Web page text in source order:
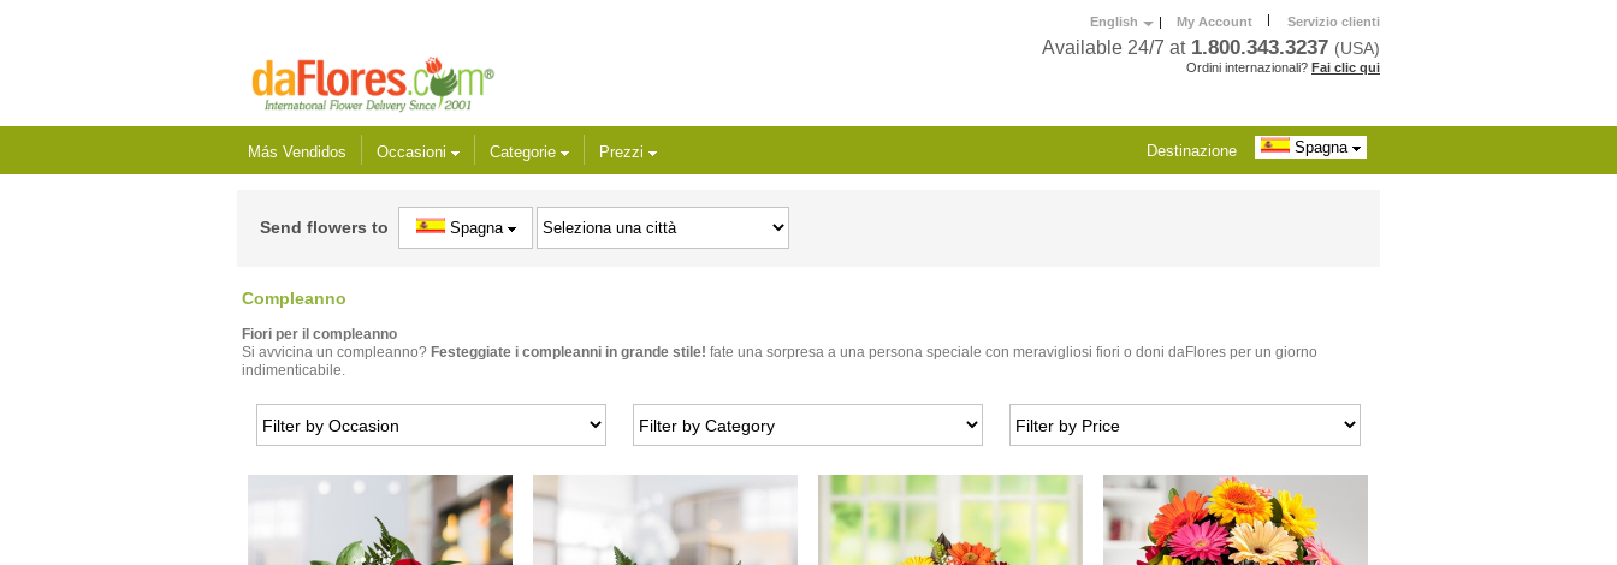
English | My Account | Servizio clienti
Available 24/7 at 1.800.343.3237 (USA)
Ordini internazionali? Fai clic qui
Más Vendidos Occasioni Categorie Prezzi Destinazione Spagna
Send flowers to Spagna
Compleanno
Fiori per il compleanno
Si avvicina un compleanno? Festeggiate i compleanni in grande stile! fate una sorpresa a una persona speciale con meravigliosi fiori o doni daFlores per un giorno
indimenticabile.